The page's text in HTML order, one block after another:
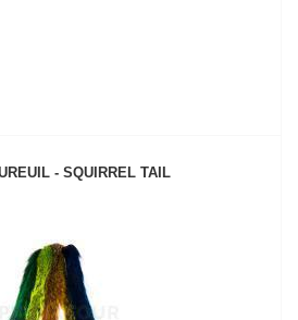
- SQUIRREL TAIL
VOIR LE PRODUIT